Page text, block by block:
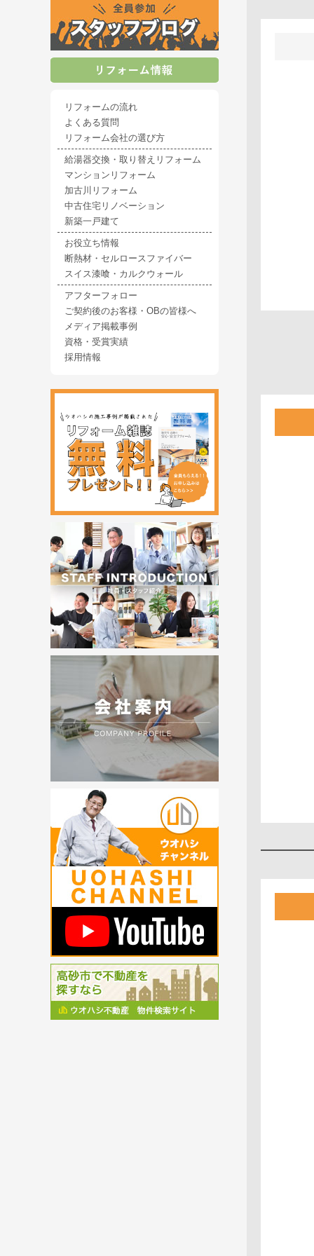
リフォームの流れ
よくある質問
リフォーム会社の選び方
給湯器交換・取り替えリフォーム
マンションリフォーム
加古川リフォーム
中古住宅リノベーション
新築一戸建て
お役立ち情報
断熱材・セルロースファイバー
スイス漆喰・カルクウォール
アフターフォロー
ご契約後のお客様・OBの皆様へ
メディア掲載事例
資格・受賞実績
採用情報